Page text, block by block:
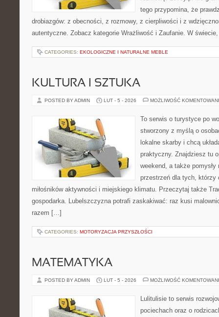
tego przypomina, że
drobiazgów: z obecności, z rozmowy, z cierpliwości i z
autentyczne. Zobacz kategorie Wrażliwość i Zaufanie. W
CATEGORIES: EKOLOGICZNE I NATURALNE MEBLE
KULTURA I SZTUKA
POSTED BY ADMIN LUT - 5 - 2026 MOŻLIWOŚĆ
To serwis o turystyce po
stworzony z myślą o
lokalne skarby i chcą
praktyczny. Znajdziesz tu
weekend, a także
przestrzeń dla tych, którzy
miłośników aktywności i miejskiego klimatu. Przeczytaj także
gospodarka. Lubelszczyzna potrafi zaskakiwać: raz kusi
razem […]
CATEGORIES: MOTORYZACJA PRZYSZŁOŚCI
MATEMATYKA
POSTED BY ADMIN LUT - 5 - 2026 MOŻLIWOŚĆ
Lulitulisie to serwis
pociechach oraz o